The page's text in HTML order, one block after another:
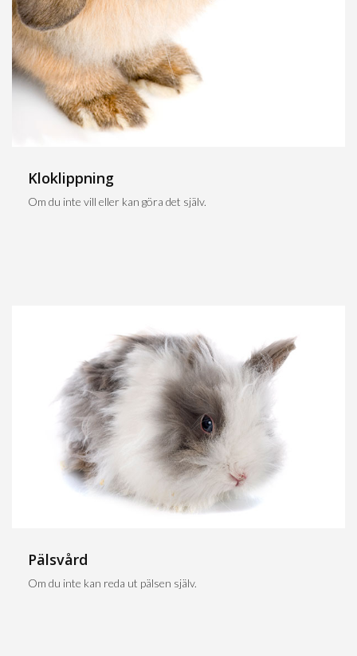
Kloklippning
Om du inte vill eller kan göra det själv.
Pälsvård
Om du inte kan reda ut pälsen själv.